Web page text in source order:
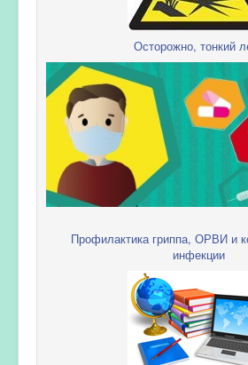
Осторожно, тонкий
Профилактика гриппа, ОРВИ и
инфекции